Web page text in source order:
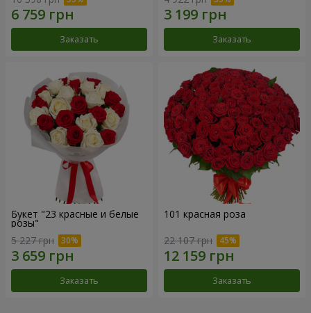
Заказать Заказать
Букет "23 красные и белые
розы"
5 227 грн
Заказать
101 красная роза
22 107 грн
Заказать